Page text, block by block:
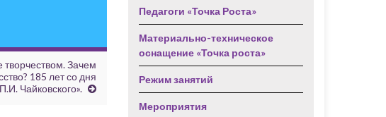
творчеством. Зачем
185 лет со дня
Чайковского».
Педагоги «Точка Роста»
Материально-техническое
оснащение «Точка роста»
Режим занятий
Мероприятия